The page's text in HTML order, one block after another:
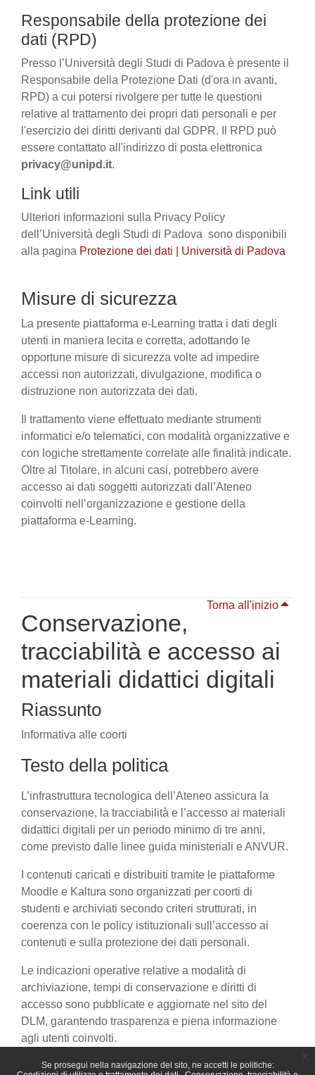
Se prosegui nella navigazione del sito, ne accetti le politiche:
Responsabile della protezione dei
dati (RPD)
Presso l’Università degli Studi di Padova è presente il
Responsabile della Protezione Dati (d'ora in avanti,
RPD) a cui potersi rivolgere per tutte le questioni
relative al trattamento dei propri dati personali e per
l'esercizio dei diritti derivanti dal GDPR. Il RPD può
essere contattato all'indirizzo di posta elettronica
privacy@unipd.it.
Link utili
Ulteriori informazioni sulla Privacy Policy
dell’Università degli Studi di Padova sono disponibili
alla pagina Protezione dei dati | Università di Padova
Misure di sicurezza
La presente piattaforma e-Learning tratta i dati degli
utenti in maniera lecita e corretta, adottando le
opportune misure di sicurezza volte ad impedire
accessi non autorizzati, divulgazione, modifica o
distruzione non autorizzata dei dati.
Il trattamento viene effettuato mediante strumenti
informatici e/o telematici, con modalità organizzative e
con logiche strettamente correlate alle finalità indicate.
Oltre al Titolare, in alcuni casi, potrebbero avere
accesso ai dati soggetti autorizzati dall’Ateneo
coinvolti nell’organizzazione e gestione della
piattaforma e-Learning.
Torna all'inizio
Conservazione,
tracciabilità e accesso ai
materiali didattici digitali
Riassunto
Informativa alle coorti
Testo della politica
L’infrastruttura tecnologica dell’Ateneo assicura la
conservazione, la tracciabilità e l’accesso ai materiali
didattici digitali per un periodo minimo di tre anni,
come previsto dalle linee guida ministeriali e ANVUR.
I contenuti caricati e distribuiti tramite le piattaforme
Moodle e Kaltura sono organizzati per coorti di
studenti e archiviati secondo criteri strutturati, in
coerenza con le policy istituzionali sull’accesso ai
contenuti e sulla protezione dei dati personali.
Le indicazioni operative relative a modalità di
archiviazione, tempi di conservazione e diritti di
accesso sono pubblicate e aggiornate nel sito del
DLM, garantendo trasparenza e piena informazione
agli utenti coinvolti.